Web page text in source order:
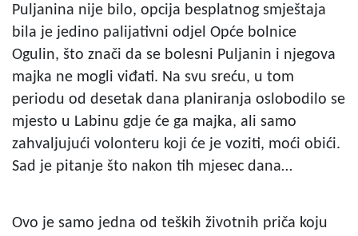
Puljanina nije bilo, opcija besplatnog smještaja
bila je jedino palijativni odjel Opće bolnice
Ogulin, što znači da se bolesni Puljanin i njegova
majka ne mogli viđati. Na svu sreću, u tom
periodu od desetak dana planiranja oslobodilo se
mjesto u Labinu gdje će ga majka, ali samo
zahvaljujući volonteru koji će je voziti, moći obići.
Sad je pitanje što nakon tih mjesec dana…
Ovo je samo jedna od teških životnih priča koju